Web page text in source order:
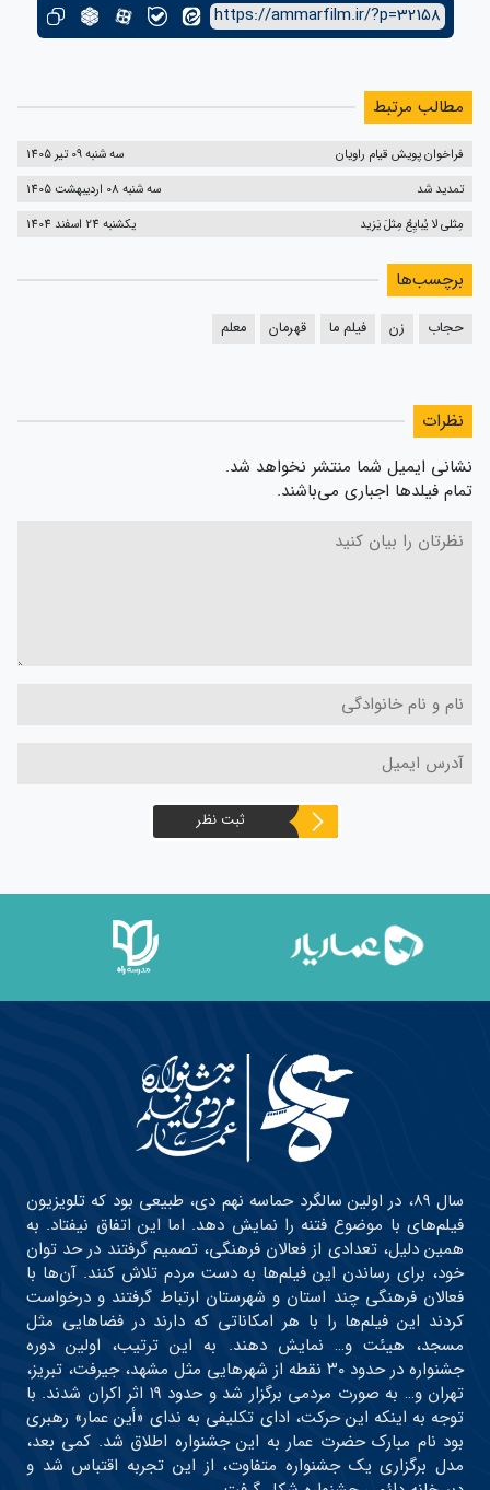
https://ammarfilm.ir/?p=32158
مطالب مرتبط
فراخوان پویش قیام راویان
سه شنبه 09 تیر 1405
تمدید شد
سه شنبه 08 اردیبهشت 1405
مِثلی لا یُبایِعُ مِثلَ یَزید
یکشنبه 24 اسفند 1404
برچسب‌ها
حجاب زن فیلم ما قهرمان معلم
نظرات
نشانی ایمیل شما منتشر نخواهد شد.
تمام فیلدها اجباری می‌باشند.
ثبت نظر
سال ۸۹، در اولین سالگرد حماسه نهم دی، طبیعی بود که تلویزیون
فیلم‌های با موضوع فتنه را نمایش دهد. اما این اتفاق نیفتاد. به
همین دلیل، تعدادی از فعالان فرهنگی، تصمیم گرفتند در حد توان
خود، برای رساندن این فیلم‌ها به دست مردم تلاش کنند. آن‌ها با
فعالان فرهنگی چند استان و شهرستان ارتباط گرفتند و درخواست
کردند این فیلم‌ها را با هر امکاناتی که دارند در فضاهایی مثل
مسجد، هیئت و… نمایش دهند. به این ترتیب، اولین دوره
جشنواره در حدود ۳۰ نقطه از شهرهایی مثل مشهد، جیرفت، تبریز،
تهران و… به صورت مردمی برگزار شد و حدود ۱۹ اثر اکران شدند. با
توجه به اینکه این حرکت، ادای تکلیفی به ندای «أین عمار» رهبری
بود نام مبارک حضرت عمار به این جشنواره اطلاق شد. کمی بعد،
مدل برگزاری یک جشنواره متفاوت، از این تجربه اقتباس شد و